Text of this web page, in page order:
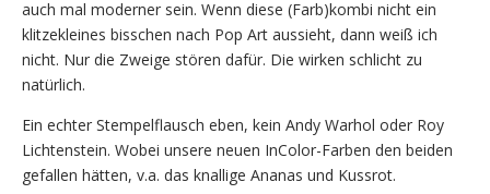
auch mal moderner sein. Wenn diese (Farb)kombi nicht ein
klitzekleines bisschen nach Pop Art aussieht, dann weiß ich
nicht. Nur die Zweige stören dafür. Die wirken schlicht zu
natürlich.
Ein echter Stempelflausch eben, kein Andy Warhol oder Roy
Lichtenstein. Wobei unsere neuen InColor-Farben den beiden
gefallen hätten, v.a. das knallige Ananas und Kussrot.